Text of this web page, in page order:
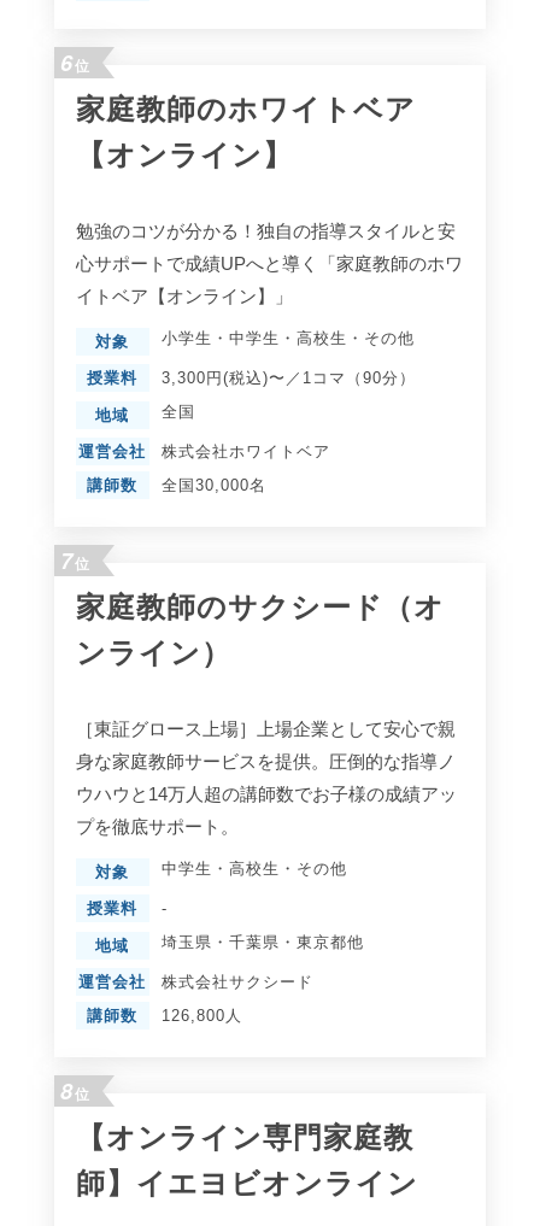
6位
家庭教師のホワイトベア
【オンライン】
勉強のコツが分かる！独自の指導スタイルと安
心サポートで成績UPへと導く「家庭教師のホワ
イトベア【オンライン】」
対象 小学生 ・ 中学生 ・ 高校生 ・ その他
授業料 3,300円(税込)〜／1コマ（90分）
地域 全国
運営会社
株式会社ホワイトベア
講師数
全国30,000名
7位
家庭教師のサクシード（オ
ンライン）
［東証グロース上場］上場企業として安心で親
身な家庭教師サービスを提供。圧倒的な指導ノ
ウハウと14万人超の講師数でお子様の成績アッ
プを徹底サポート。
対象 中学生 ・ 高校生 ・ その他
授業料 -
地域 埼玉県 ・ 千葉県 ・ 東京都他
運営会社
株式会社サクシード
講師数
126,800人
8位
【オンライン専門家庭教
師】イエヨビオンライン